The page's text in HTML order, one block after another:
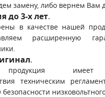
замену, либо вернем Вам
до 3-х лет.
в качестве нашей
расширенную
.
имеет
техническим